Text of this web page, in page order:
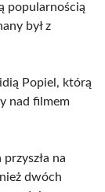
popularnością
był z
Popiel, którą
nad filmem
na
dwóch